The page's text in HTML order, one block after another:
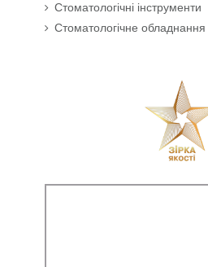
Стоматологічні інструменти
Стоматологічне обладнання